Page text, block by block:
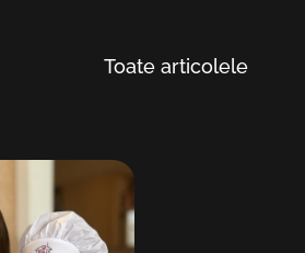
Toate articolele